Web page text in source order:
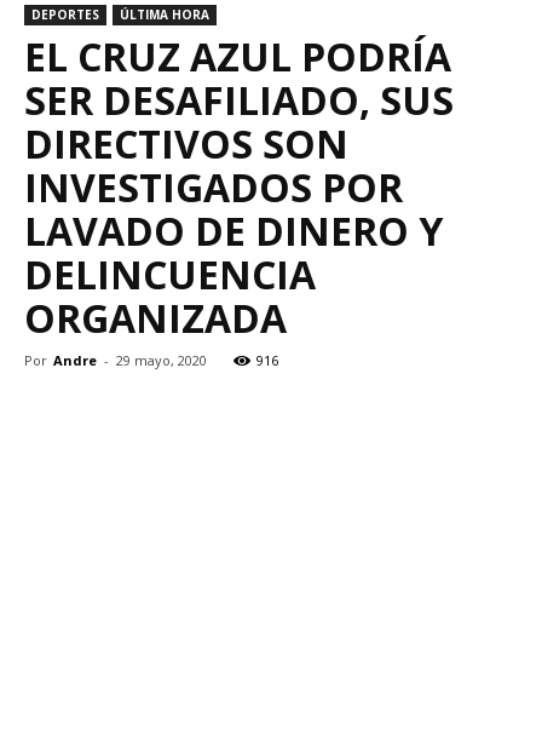
DEPORTES ÚLTIMA HORA
EL CRUZ AZUL PODRÍA
SER DESAFILIADO, SUS
DIRECTIVOS SON
INVESTIGADOS POR
LAVADO DE DINERO Y
DELINCUENCIA
ORGANIZADA
Por Andre - 29 mayo, 2020 916